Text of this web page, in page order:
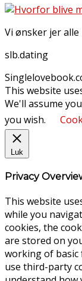
Vi ønsker jer alle
slb.dating
This website
We'll assume
you wish.
Luk
Privacy
This website
while you
cookies, the
are stored on
working of basic
use third-party